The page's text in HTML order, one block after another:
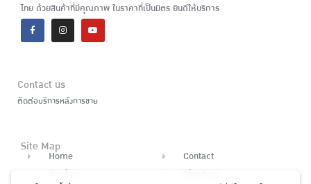
ไทย ด้วยสินค้าที่มีคุณภาพ ในราคาที่เป็นมิตร ยินดีให้บริการ
Contact us
ติดต่อบริการหลังการขาย
Site Map
Home
Product
Contact
About us